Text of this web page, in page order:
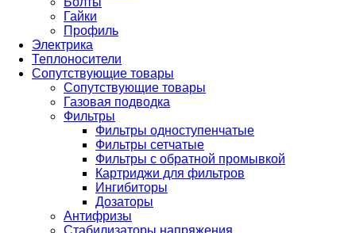
Гайки
Профиль
Электрика
Теплоносители
Сопутствующие товары
Сопутствующие товары
Газовая подводка
Фильтры
Фильтры одноступенчатые
Фильтры сетчатые
Фильтры с обратной промывкой
Картриджи для фильтров
Ингибиторы
Дозаторы
Антифризы